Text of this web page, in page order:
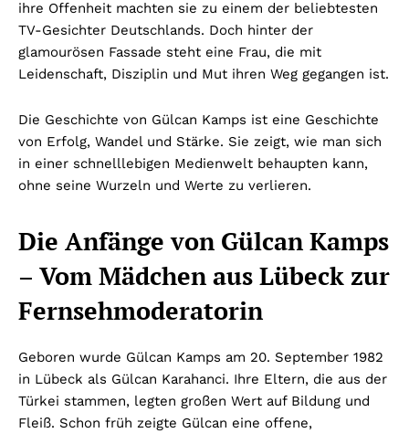
ihre Offenheit machten sie zu einem der beliebtesten
TV-Gesichter Deutschlands. Doch hinter der
glamourösen Fassade steht eine Frau, die mit
Leidenschaft, Disziplin und Mut ihren Weg gegangen ist.
Die Geschichte von Gülcan Kamps ist eine Geschichte
von Erfolg, Wandel und Stärke. Sie zeigt, wie man sich
in einer schnelllebigen Medienwelt behaupten kann,
ohne seine Wurzeln und Werte zu verlieren.
Die Anfänge von Gülcan Kamps
– Vom Mädchen aus Lübeck zur
Fernsehmoderatorin
Geboren wurde Gülcan Kamps am 20. September 1982
in Lübeck als Gülcan Karahanci. Ihre Eltern, die aus der
Türkei stammen, legten großen Wert auf Bildung und
Fleiß. Schon früh zeigte Gülcan eine offene,